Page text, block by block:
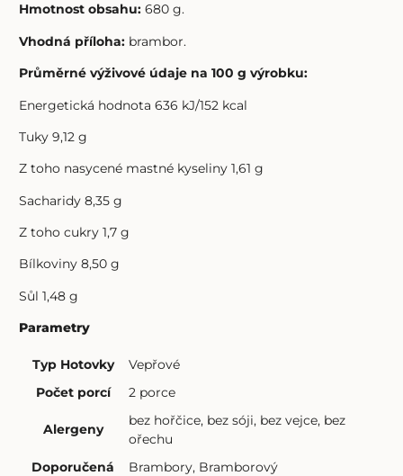
Hmotnost obsahu: 680 g.
Vhodná příloha: brambor.
Průměrné výživové údaje na 100 g výrobku:
Energetická hodnota 636 kJ/152 kcal
Tuky 9,12 g
Z toho nasycené mastné kyseliny 1,61 g
Sacharidy 8,35 g
Z toho cukry 1,7 g
Bílkoviny 8,50 g
Sůl 1,48 g
Parametry
Typ Hotovky
Vepřové
Počet porcí
2 porce
Alergeny
bez hořčice, bez sóji, bez vejce, bez
ořechu
Doporučená
Brambory, Bramborový